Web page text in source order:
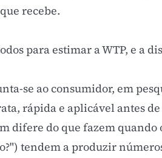
recebe.
para estimar a WTP, e a
se ao consumidor, em
rápida e aplicável antes
difere do que fazem
tendem a produzir